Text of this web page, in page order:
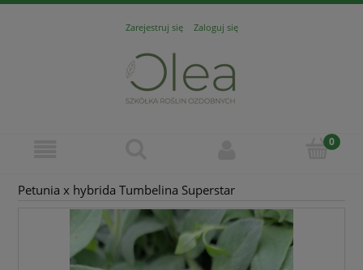
Zarejestruj się Zaloguj się
Petunia x hybrida Tumbelina Superstar